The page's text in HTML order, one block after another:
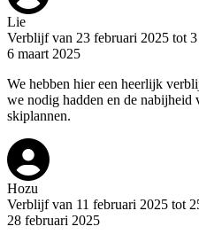
Lie
Verblijf van 23 februari 2025 tot
6 maart 2025
We hebben hier een heerlijk
we nodig hadden en de nabijheid
skiplannen.
Hozu
Verblijf van 11 februari 2025 tot
28 februari 2025